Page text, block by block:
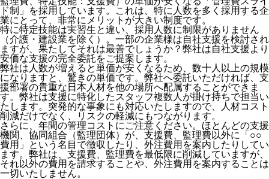
ド制」を採用 しています。これは、特に人数を多く採用する企
業にとって、非常にメリットが大きい制度です。
特に特定技能は実習生と違い、採用人数に制限がありません
（介護・建設業を除く）。一部の企業様は自社支援を検討され
ますが、果たしてそれは最善でしょうか？弊社は自社支援より
安価な支援の完全委託をご提案します。
弊社は人数が増えると単価が安くなるため、数十人以上の規模
になりますと、驚きの単価です。弊社へ委託いただければ、支
援部署の貴重な日本人材を他の場所へ配属することができま
す。弊社は支援に特化したスタッフ複数人が掛け持ちで担当い
たします。突発的な事象にも対応いたしますので、人材コスト
削減だけでなく、リスクの軽減にもつながります。
さらに、年間の管理コストにご注意ください。ほとんどの支援
機関、協同組合（監理団体）が、支援費、監理費以外に「○○
費用」という名目で徴収したり、外注費用を案内したりしてい
ます。弊社は、支援費、監理費を最低限に削減していますが、
それ以外の費用を請求することや、外注費用を案内することは
一切いたしません。